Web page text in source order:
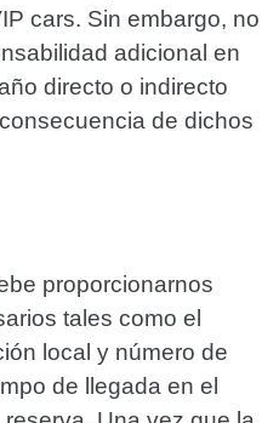
cars. Sin embargo, no
adicional en
directo o indirecto
de dichos
proporcionarnos
tales como el
local y número de
de llegada en el